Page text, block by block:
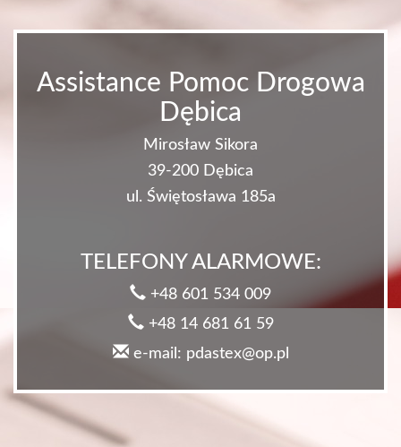
Assistance Pomoc Drogowa
Dębica
Mirosław Sikora
39-200 Dębica
ul. Świętosława 185a
TELEFONY ALARMOWE:
+48 601 534 009
+48 14 681 61 59
e-mail: pdastex@op.pl